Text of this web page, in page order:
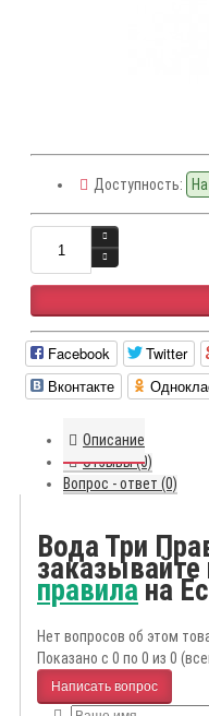
Доступность:
Facebook Twitter
Вконтакте
Описание
Отзывы (0)
Вопрос - ответ (0)
Вода Три
правилана
Нет вопросов об этом
Показано с 0 по 0 из 0
Написать вопрос